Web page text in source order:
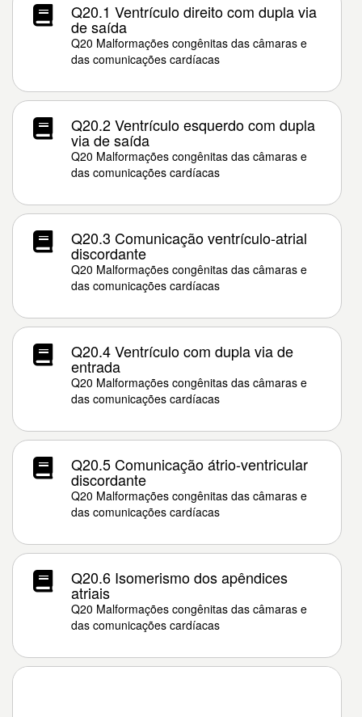
Q20.1 Ventrículo direito com dupla via
de saída
Q20 Malformações congênitas das câmaras e
das comunicações cardíacas
Q20.2 Ventrículo esquerdo com dupla
via de saída
Q20 Malformações congênitas das câmaras e
das comunicações cardíacas
Q20.3 Comunicação ventrículo-atrial
discordante
Q20 Malformações congênitas das câmaras e
das comunicações cardíacas
Q20.4 Ventrículo com dupla via de
entrada
Q20 Malformações congênitas das câmaras e
das comunicações cardíacas
Q20.5 Comunicação átrio-ventricular
discordante
Q20 Malformações congênitas das câmaras e
das comunicações cardíacas
Q20.6 Isomerismo dos apêndices
atriais
Q20 Malformações congênitas das câmaras e
das comunicações cardíacas